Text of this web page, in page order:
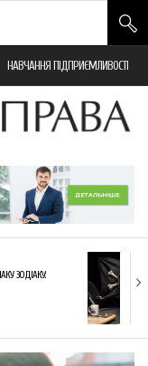
НАВЧАННЯ ПІДПРИЄМЛИВОСТІ
ЗОДІАКУ: